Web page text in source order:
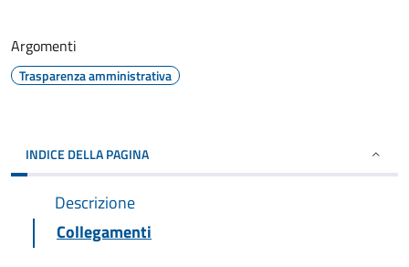
Argomenti
Trasparenza amministrativa
INDICE DELLA PAGINA
Descrizione
Collegamenti